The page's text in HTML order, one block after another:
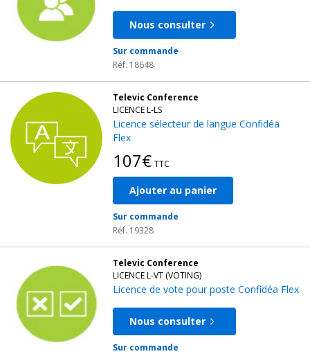
Nous consulter
Sur commande
Réf. 18648
Televic Conference
LICENCE L-LS
Licence sélecteur de langue Confidéa
Flex
107€ TTC
Ajouter au panier
Sur commande
Réf. 19328
Televic Conference
LICENCE L-VT (VOTING)
Licence de vote pour poste Confidéa Flex
Nous consulter
Sur commande